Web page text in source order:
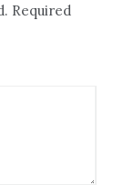
Required